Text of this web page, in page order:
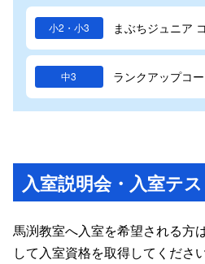
小2・小3 まぶちジュニア
中3 ランクアップコ
入室説明会・入室テス
馬渕教室へ入室を希望される方
して入室資格を取得してくださ